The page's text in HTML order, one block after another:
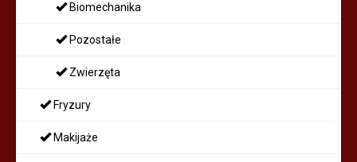
Biomechanika
Pozostałe
Zwierzęta
Fryzury
Makijaże